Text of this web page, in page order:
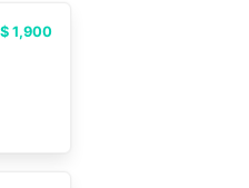
$ 1,900